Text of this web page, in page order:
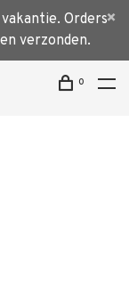
Orders
verzonden.
0